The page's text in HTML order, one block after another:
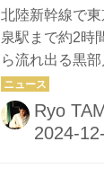
に加わる——そ
ことという。し
ンスワインの
ーニュでもブル
でもない“アル
しい時代の到
ゅっと詰
奈月温泉
北陸新幹線で
泉駅まで約2時
ら流れ出る黒
と、湯煙上が
酒＆美味が待つ
ツゴー！ 黒部
Ryo